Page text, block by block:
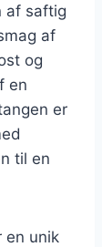
af saftig
af
og
en
er
til en
en unik